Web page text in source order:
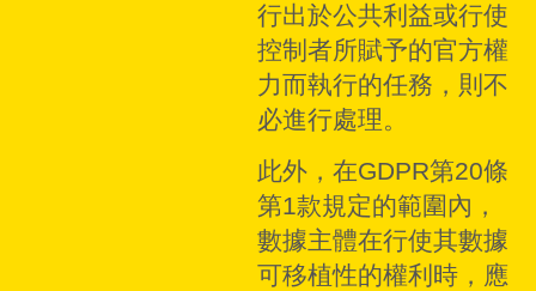
行出於公共利益或行使
控制者所賦予的官方權
力而執行的任務，則不
必進行處理。
此外，在GDPR第20條
第1款規定的範圍內，
數據主體在行使其數據
可移植性的權利時，應